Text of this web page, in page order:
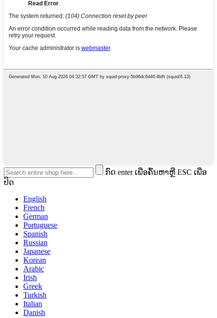
ກົດ enter ເພື່ອຄົ້ນຫາຫຼື ESC ເພື່ອ
ປິດ
English
French
German
Portuguese
Spanish
Russian
Japanese
Korean
Arabic
Irish
Greek
Turkish
Italian
Danish